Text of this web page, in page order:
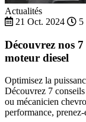
Actualités
21 Oct. 2024
5
Découvrez nos
moteur diesel
Optimisez la
Découvrez 7
ou mécanicien
performance,